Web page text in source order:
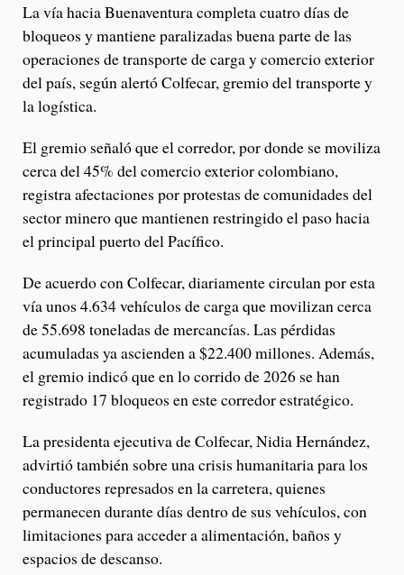
La vía hacia Buenaventura completa cuatro días de
bloqueos y mantiene paralizadas buena parte de las
operaciones de transporte de carga y comercio exterior
del país, según alertó Colfecar, gremio del transporte y
la logística.
El gremio señaló que el corredor, por donde se moviliza
cerca del 45% del comercio exterior colombiano,
registra afectaciones por protestas de comunidades del
sector minero que mantienen restringido el paso hacia
el principal puerto del Pacífico.
De acuerdo con Colfecar, diariamente circulan por esta
vía unos 4.634 vehículos de carga que movilizan cerca
de 55.698 toneladas de mercancías. Las pérdidas
acumuladas ya ascienden a $22.400 millones. Además,
el gremio indicó que en lo corrido de 2026 se han
registrado 17 bloqueos en este corredor estratégico.
La presidenta ejecutiva de Colfecar, Nidia Hernández,
advirtió también sobre una crisis humanitaria para los
conductores represados en la carretera, quienes
permanecen durante días dentro de sus vehículos, con
limitaciones para acceder a alimentación, baños y
espacios de descanso.